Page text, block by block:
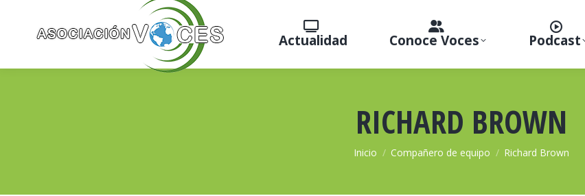
Actualidad Conoce Voces Podcast
RICHARD BROWN
Estás aquí:
Inicio Compañero de equipo Richard Brown